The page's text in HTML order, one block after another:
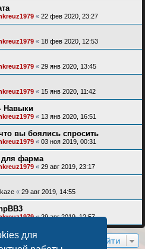
для
« 22 фев 2020, 23:27
« 18 фев 2020, 12:53
« 29 янв 2020, 13:45
« 15 янв 2020, 11:42
Навыки
« 13 янв 2020, 16:51
вы боялись спросить
« 03 ноя 2019, 00:31
для фарма
« 29 авг 2019, 23:17
« 29 авг 2019, 14:55
«29 авг 2019, 12:57
Перейти